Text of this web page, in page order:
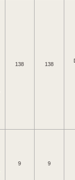
138 138
9 9